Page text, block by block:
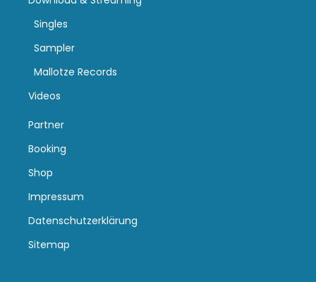
Singles
Sampler
Mallotze Records
Videos
Partner
Booking
Shop
Impressum
Datenschutzerklärung
Sitemap